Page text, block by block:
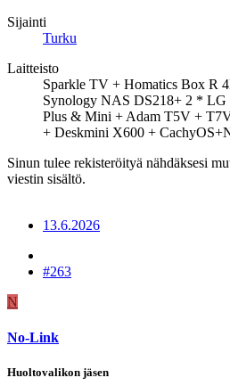
Sijainti
Turku
Laitteisto
Sparkle TV + Homatics Box R
Synology NAS DS218+ 2 *
Plus & Mini + Adam T5V +
+ Deskmini X600 +
Sinun tulee rekisteröityä nähdäksesi
viestin sisältö.
13.6.2026
#263
N
No-Link
Huoltovalikon jäsen